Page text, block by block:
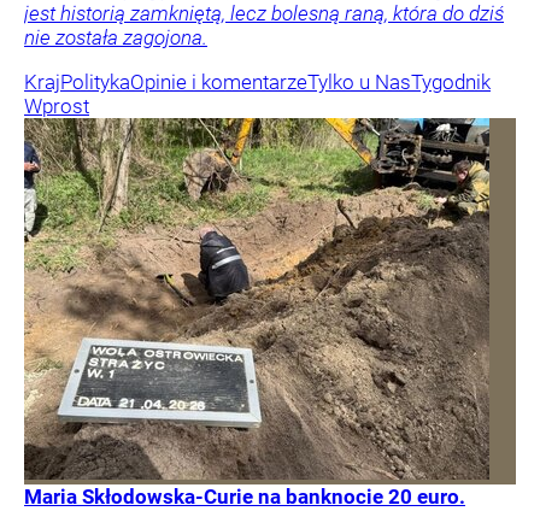
jest historią zamkniętą, lecz bolesną raną, która do dziś
nie została zagojona.
KrajPolitykaOpinie i komentarzeTylko u NasTygodnik
Wprost
Maria Skłodowska-Curie na banknocie 20 euro.